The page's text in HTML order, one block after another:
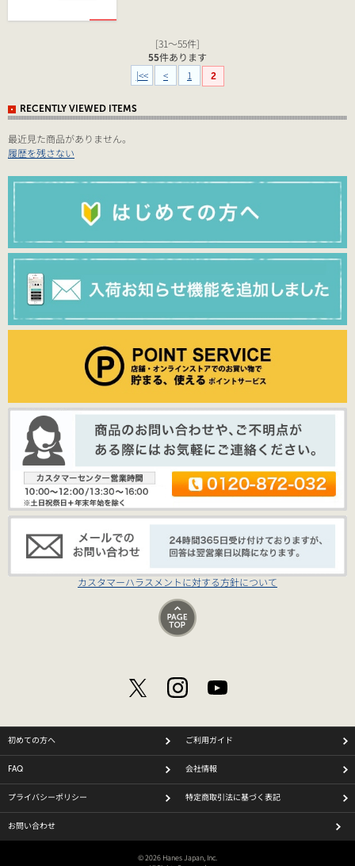
[31～55件]
55件あります
|<< < 1 2
RECENTLY VIEWED ITEMS
最近見た商品がありません。
履歴を残さない
カスタマーハラスメントに対する方針について
初めての方へ ご利用ガイド
FAQ 会社情報
プライバシーポリシー 特定商取引法に基づく表記
お問い合わせ
© 2026 Hanes Japan, Inc.